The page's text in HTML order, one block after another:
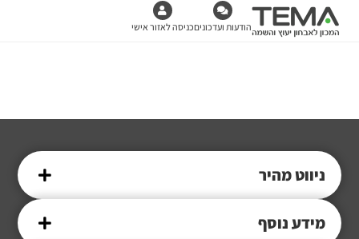
הודעות ועדכוניםכניסה לאזור אישי
ניווט מהיר
מידע נוסף